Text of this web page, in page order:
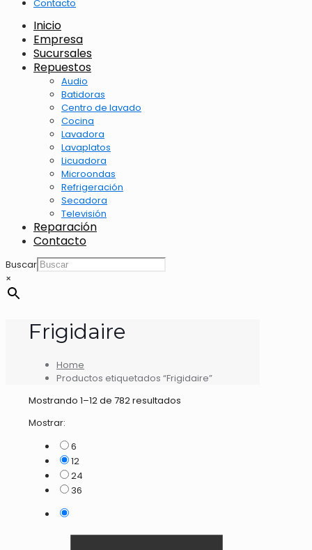
Contacto
Inicio
Empresa
Sucursales
Repuestos
Audio
Batidoras
Centro de lavado
Cocina
Lavadora
Lavaplatos
Licuadora
Microondas
Refrigeración
Secadora
Televisión
Reparación
Contacto
Buscar
×
Frigidaire
Home
Productos etiquetados “Frigidaire”
Mostrando 1–12 de 782 resultados
Mostrar:
6
12
24
36